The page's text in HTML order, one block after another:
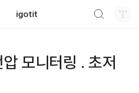
igotit
모니터링 . 초저